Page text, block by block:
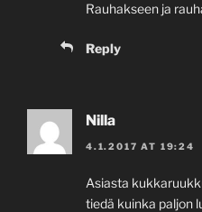
Rauhakseen ja
Reply
Nilla
4.1.2017 AT 19:24
Asiasta
tiedä kuinka paljon